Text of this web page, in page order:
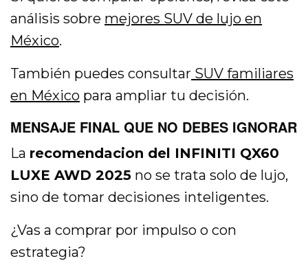
análisis sobre mejores SUV de lujo en
México.
También puedes consultar SUV familiares
en México para ampliar tu decisión.
MENSAJE FINAL QUE NO DEBES IGNORAR
La recomendacion del INFINITI QX60
LUXE AWD 2025 no se trata solo de lujo,
sino de tomar decisiones inteligentes.
¿Vas a comprar por impulso o con
estrategia?